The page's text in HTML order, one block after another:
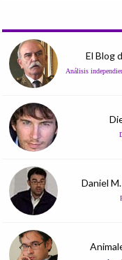
El Blog
Análisis
Daniel